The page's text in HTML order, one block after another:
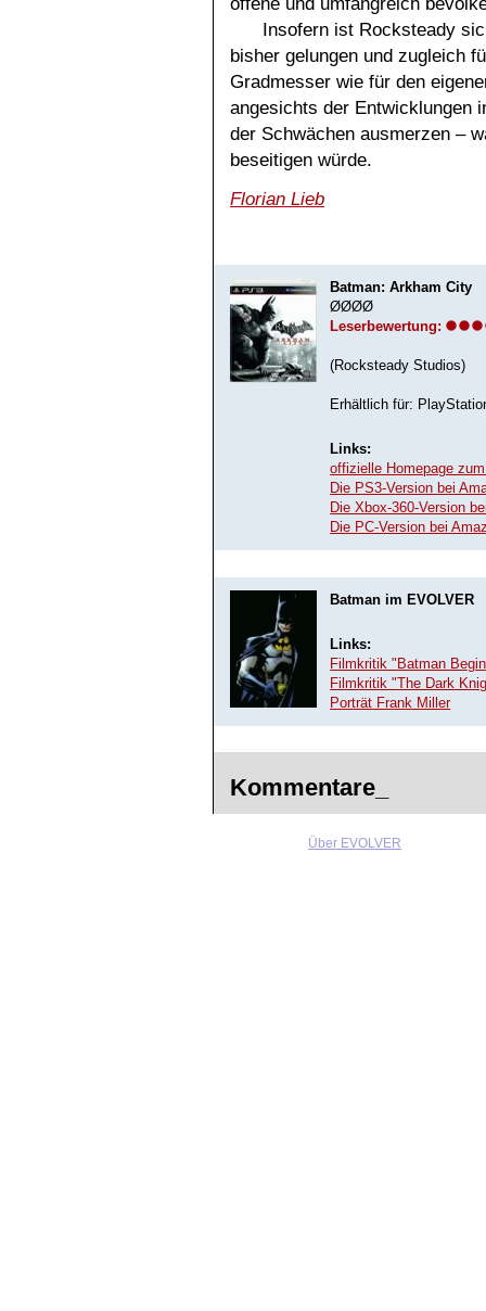
Insofern ist Rocksteady
bisher gelungen und zugleich
Gradmesser wie für den
angesichts der Entwicklungen
der Schwächen ausmerzen –
beseitigen würde.
Florian Lieb
Batman: Arkham City
ØØØØ
Leserbewertung:
(Rocksteady Studios)
Erhältlich für:
Links:
offizielle Homepage
Die PS3-Version bei
Die Xbox-360-Version
Die PC-Version bei
Batman im EVOLVER
Links:
Filmkritik "Batman
Filmkritik "The Dark
Porträt Frank Miller
Kommentare_
Über EVOLVER